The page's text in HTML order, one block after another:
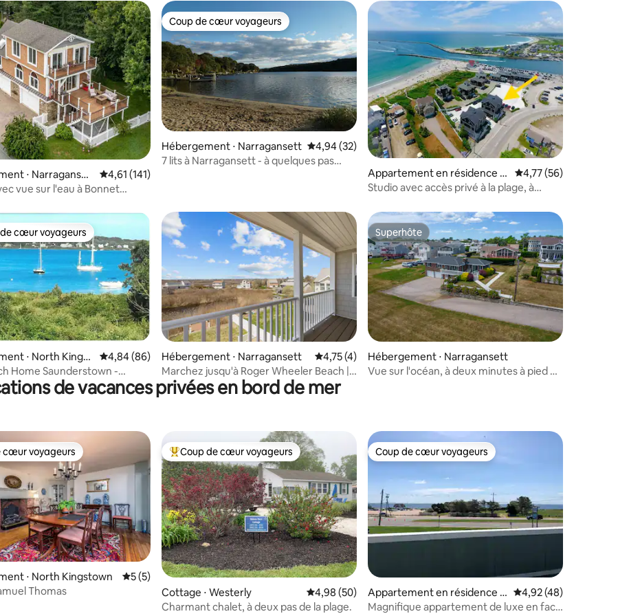
la base de 45 commentaires : 4,78 sur 5
⋅ Narraganset
Évaluation moyenne sur la base de 141 commentaires : 4,61 sur 5
4,61 (141)
vue sur l'eau à Bonnet
Coup de cœur voyageurs
Coup de cœur voyageurs
Hébergement ⋅ Narragansett Évaluation moyenne sur la base de 32 commentaires : 4,94 sur 5
4,94 (32)
7 lits à Narragansett - à quelques pas
Appartement en résidence ⋅
Narragansett
Évaluation moyenne
4,77 (56)
Studio avec accès privé à la plage, à
la base de 101 commentaires : 4,73 sur 5
cœur voyageurs les plus appréciés
cœur voyageurs
⋅ North Kingst
Évaluation moyenne sur la base de 86 commentaires : 4,84 sur 5
4,84 (86)
Home Saunderstown -
bord de mer
Hébergement ⋅ Narragansett Évaluation moyenne sur la base de 4 commentaires : 4,75 sur 5
4,75 (4)
Marchez jusqu'à Roger Wheeler Beach |
Vue sur l'eau
Superhôte
Superhôte
Hébergement ⋅ Narragansett
Vue sur l'océan, à deux minutes à pied de
de vacances privées en bord de mer
la base de 45 commentaires : 4,69 sur 5
cœur voyageurs
cœur voyageurs
⋅ North Kingstown Évaluation moyenne sur la base de 5 commentaires : 5 sur 5
5 (5)
Thomas
Coups de cœur voyageurs les plus appréciés
Coup de cœur voyageurs
Cottage ⋅ Westerly Évaluation moyenne sur la base de 50 commentaires : 4,98 sur 5
4,98 (50)
Charmant chalet, à deux pas de la plage.
Coup de cœur voyageurs
Coup de cœur voyageurs
Appartement en résidence ⋅
Narragansett
Évaluation moyenne
4,92 (48)
Magnifique appartement de luxe en face